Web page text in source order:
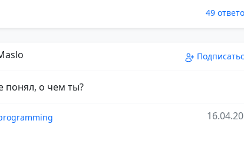
49
понял, о чем ты?